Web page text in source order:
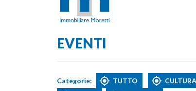
EVENTI
Categorie: TUTTO